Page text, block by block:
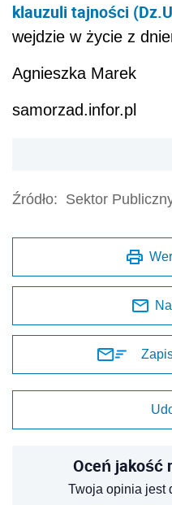
klauzuli tajności
wejdzie w życie z
Agnieszka Marek
samorzad.infor.pl
Źródło: Sektor
Oceń jakość
Twoja opinia jest